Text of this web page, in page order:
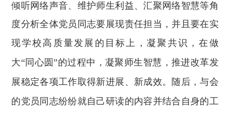
倾听网络声音、 维护师生利益、汇聚网络智慧等角
度分析全体党员同志要展现责任担当，并且 要在实
现学校 高质量发展的目标上，凝聚共识，在做
大“同心圆”的过程中，凝聚师生智慧，推进改革发
展稳定各项工作取得新进展、新成效。随后，与会
的党员同志纷纷就自己研读的内容并结合自身的工